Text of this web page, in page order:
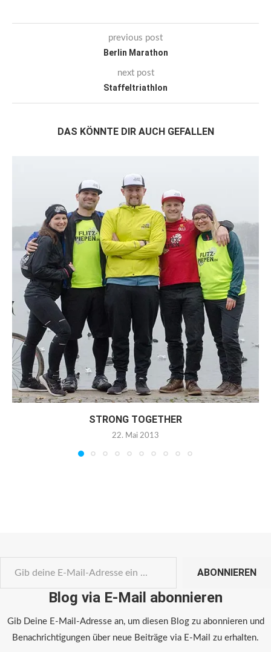
previous post
Berlin Marathon
next post
Staffeltriathlon
DAS KÖNNTE DIR AUCH GEFALLEN
STRONG TOGETHER
22. Mai 2013
ABONNIEREN
Blog via E-Mail abonnieren
Gib Deine E-Mail-Adresse an, um diesen Blog zu abonnieren und
Benachrichtigungen über neue Beiträge via E-Mail zu erhalten.